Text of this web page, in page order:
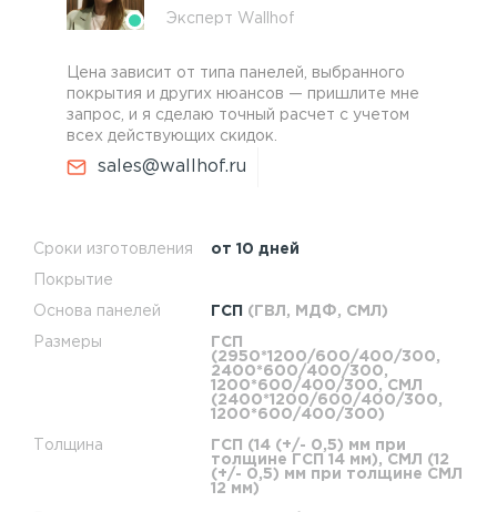
Сроки изготовления от 10 дней
Покрытие
Основа панелей ГСП (ГВЛ, МДФ, СМЛ)
Размеры
ГСП
(2950*1200/600/400/300,
2400*600/400/300,
1200*600/400/300, СМЛ
(2400*1200/600/400/300,
1200*600/400/300)
Толщина
ГСП (14 (+/- 0,5) мм при
толщине ГСП 14 мм), СМЛ (12
(+/- 0,5) мм при толщине СМЛ
12 мм)
Эксперт Wallhof
Цена зависит от типа панелей, выбранного
покрытия и других нюансов — пришлите мне
запрос, и я сделаю точный расчет с учетом
всех действующих скидок.
sales@wallhof.ru